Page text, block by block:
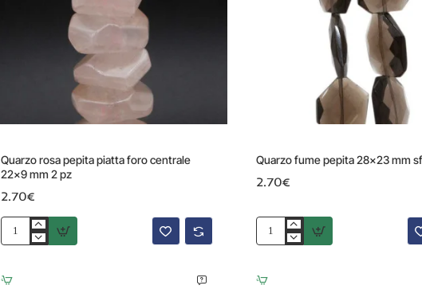
Quarzo rosa pepita piatta foro centrale
22x9 mm 2 pz
2.70€
Quarzo
rosa
piatta
foro
Quarzo fume pepita 28x23 mm
2.70€
Quarzo
fume
28x23
mm